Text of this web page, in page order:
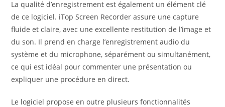
La qualité d’enregistrement est également un élément clé
de ce logiciel. iTop Screen Recorder assure une capture
fluide et claire, avec une excellente restitution de l’image et
du son. Il prend en charge l’enregistrement audio du
système et du microphone, séparément ou simultanément,
ce qui est idéal pour commenter une présentation ou
expliquer une procédure en direct.
Le logiciel propose en outre plusieurs fonctionnalités